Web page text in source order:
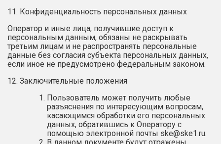
11. Конфиденциальность персональных данных
Оператор и иные лица, получившие доступ к
персональным данным, обязаны не раскрывать
третьим лицам и не распространять персональные
данные без согласия субъекта персональных данных,
если иное не предусмотрено федеральным законом.
12. Заключительные положения
Пользователь может получить любые
разъяснения по интересующим вопросам,
касающимся обработки его персональных
данных, обратившись к Оператору с
помощью электронной почты ske@ske1.ru.